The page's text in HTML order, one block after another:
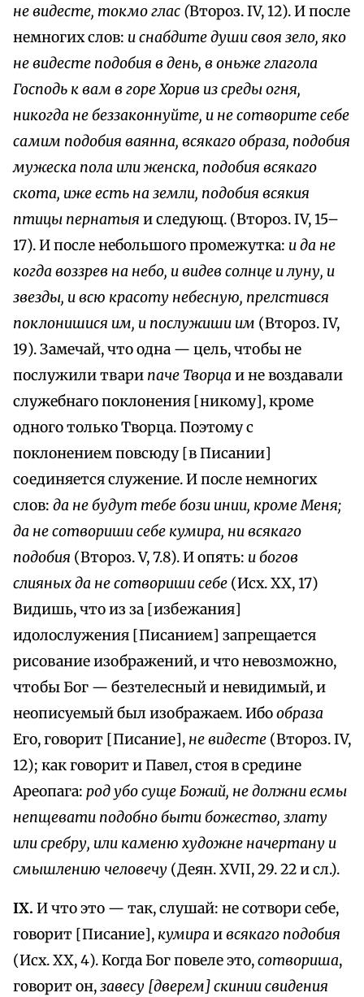
не видесте, токмо глас (Второз. IV, 12). И после
немногих слов: и снабдите души своя зело, яко
не видесте подобия в день, в оньже глагола
Господь к вам в горе Хорив из среды огня,
никогда не беззаконнуйте, и не сотворите себе
самим подобия ваянна, всякаго образа, подобия
мужеска пола или женска, подобия всякаго
скота, иже есть на земли, подобия всякия
птицы пернатыя и следующ. (Второз. IV, 15–
17). И после небольшого промежутка: и да не
когда воззрев на небо, и видев солнце и луну, и
звезды, и всю красоту небесную, прелстився
поклонишися им, и послужиши им (Второз. IV,
19). Замечай, что одна — цель, чтобы не
послужили твари паче Творцаи не воздавали
служебнаго поклонения [никому], кроме
одного только Творца. Поэтому с
поклонением повсюду [в Писании]
соединяется служение. И после немногих
слов: да не будут тебе бози инии, кроме Меня;
да не сотвориши себе кумира, ни всякаго
подобия (Второз. V, 7.8). И опять: и богов
слияных да не сотвориши себе (Исх. XX, 17)
Видишь, что из за [избежания]
идолослужения [Писанием] запрещается
рисование изображений, и что невозможно,
чтобы Бог — безтелесный и невидимый, и
неописуемый был изображаем. Ибообраза
Его, говорит [Писание], не видесте (Второз. IV,
12); как говорит и Павел, стоя в средине
Ареопага: род убо суще Божий, не должни есмы
непщевати подобно быти божество, злату
или сребру, или каменю художне начертану и
смышлению человечу (Деян. XVII, 29. 22 и сл.).
IX. И что это — так, слушай: не сотвори себе,
говорит [Писание], кумираивсякаго подобия
(Исх. XX, 4). Когда Бог повеле это,сотвориша,
говорит он,завесу [дверем] скинии свидения